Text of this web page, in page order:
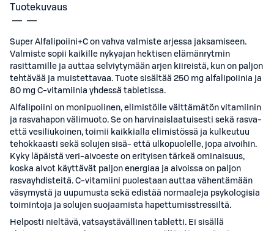
Tuotekuvaus
Super Alfalipoiini+C on vahva valmiste arjessa jaksamiseen.
Valmiste sopii kaikille nykyajan hektisen elämänrytmin
rasittamille ja auttaa selviytymään arjen kiireistä, kun on paljon
tehtävää ja muistettavaa. Tuote sisältää 250 mg alfalipoiinia ja
80 mg C-vitamiinia yhdessä tabletissa.
Alfalipoiini on monipuolinen, elimistölle välttämätön vitamiinin
ja rasvahapon välimuoto. Se on harvinaislaatuisesti sekä rasva-
että vesiliukoinen, toimii kaikkialla elimistössä ja kulkeutuu
tehokkaasti sekä solujen sisä- että ulkopuolelle, jopa aivoihin.
Kyky läpäistä veri-aivoeste on erityisen tärkeä ominaisuus,
koska aivot käyttävät paljon energiaa ja aivoissa on paljon
rasvayhdisteitä. C-vitamiini puolestaan auttaa vähentämään
väsymystä ja uupumusta sekä edistää normaaleja psykologisia
toimintoja ja solujen suojaamista hapettumisstressiltä.
Helposti nieltävä, vatsaystävällinen tabletti. Ei sisällä